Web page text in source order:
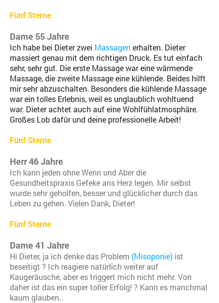
Fünf Sterne
Dame 55 Jahre
Ich habe bei Dieter zwei Massagen erhalten. Dieter
massiert genau mit dem richtigen Druck. Es tut einfach
sehr, sehr gut. Die erste Massage war eine wärmende
Massage, die zweite Massage eine kühlende. Beides hilft
mir sehr abzuschalten. Besonders die kühlende Massage
war ein tolles Erlebnis, weil es unglaublich wohltuend
war. Dieter achtet auch auf eine Wohlfühlatmosphäre.
Großes Lob dafür und deine professionelle Arbeit!
Fünf Sterne
Herr 46 Jahre
Ich kann jeden ohne Wenn und Aber die
Gesundheitspraxis Gefeke ans Herz legen. Mir selbst
wurde sehr geholfen, besser und glücklicher durch das
Leben zu gehen. Vielen Dank, Dieter!
Fünf Sterne
Dame 41 Jahre
Hi Dieter, ja ich denke das Problem (Misoponie) ist
beseitigt ? Ich reagiere natürlich weiter auf
Kaugeräusche, aber es triggert mich nicht mehr. Von
daher ist das ein super toller Erfolg! ? Kann es manchmal
kaum glauben..